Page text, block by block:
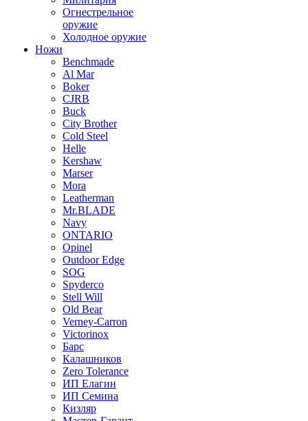
Огнестрельное
оружие
Холодное оружие
Ножи
Benchmade
Al Mar
Boker
CJRB
Buck
City Brother
Cold Steel
Helle
Kershaw
Marser
Mora
Leatherman
Mr.BLADE
Navy
ONTARIO
Opinel
Outdoor Edge
SOG
Spyderco
Stell Will
Old Bear
Verney-Carron
Victorinox
Барс
Калашников
Zero Tolerance
ИП Елагин
ИП Семина
Кизляр